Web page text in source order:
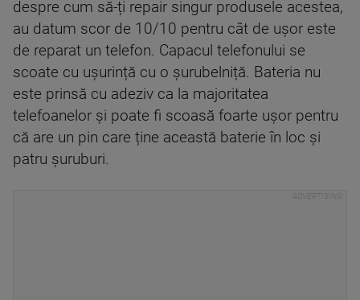
despre cum să-ți repair singur produsele acestea,
au datum scor de 10/10 pentru cât de ușor este
de reparat un telefon. Capacul telefonului se
scoate cu ușurință cu o șurubelniță. Bateria nu
este prinsă cu adeziv ca la majoritatea
telefoanelor și poate fi scoasă foarte ușor pentru
că are un pin care ține această baterie în loc și
patru șuruburi.